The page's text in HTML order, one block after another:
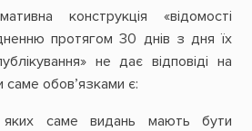
конструкція «відомості
протягом 30 днів з дня їх
не дає відповіді на
саме обов’язками є:
яких саме видань мають бути